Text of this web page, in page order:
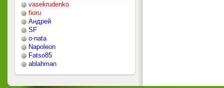
vasekrudenko
fioru
Андрей
SF
o-nata
Napoleon
Fatso85
ablahman